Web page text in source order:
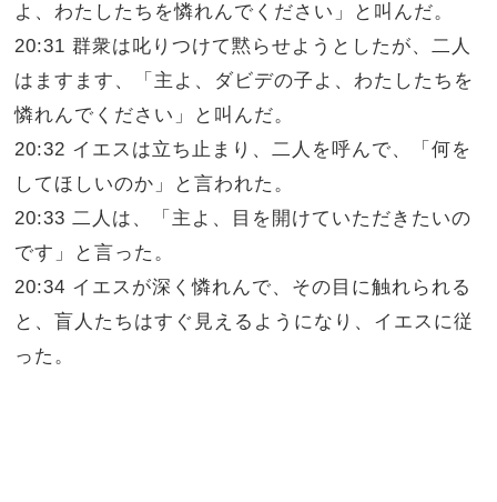
よ、わたしたちを憐れんでください」と叫んだ。
20:31 群衆は叱りつけて黙らせようとしたが、二人
はますます、「主よ、ダビデの子よ、わたしたちを
憐れんでください」と叫んだ。
20:32 イエスは立ち止まり、二人を呼んで、「何を
してほしいのか」と言われた。
20:33 二人は、「主よ、目を開けていただきたいの
です」と言った。
20:34 イエスが深く憐れんで、その目に触れられる
と、盲人たちはすぐ見えるようになり、イエスに従
った。